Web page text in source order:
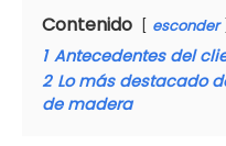
Contenido esconder
1 Antecedentes del
2 Lo más destacado
de madera